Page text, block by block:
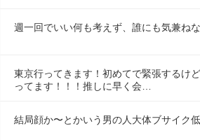
週一回でいい何も考えず、誰にも気兼ね
東京行ってきます！初めてで緊張するけ
ってます！！！推しに早く会…
結局顔か〜とかいう男の人大体ブサイク